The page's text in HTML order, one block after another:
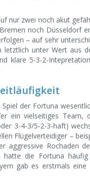
nur zwei noch akut
noch Düsseldorf
– auf sehr
unter Wert aus
klare 5-3-2-
der Fortuna
ein vielseitiges Team,
3-4-3/5-2-3-haft)
Flügelverteidiger –
aggressive Rochaden
die Fortuna häufig
gab es erstmals eine